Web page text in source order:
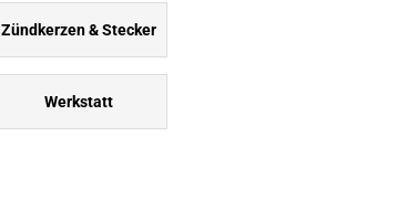
Zündkerzen & Stecker
Werkstatt